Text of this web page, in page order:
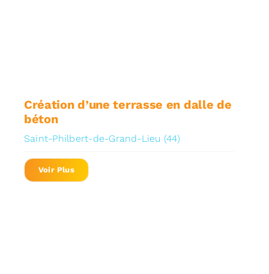
Création d’une terrasse en dalle de
béton
Saint-Philbert-de-Grand-Lieu (44)
Voir Plus